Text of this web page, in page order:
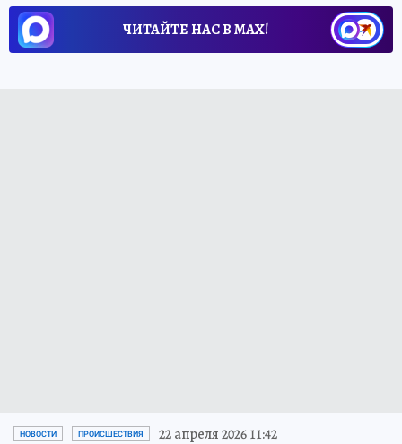
ЧИТАЙТЕ НАС В МАХ!
НОВОСТИ ПРОИСШЕСТВИЯ 22 апреля 2026 11:42